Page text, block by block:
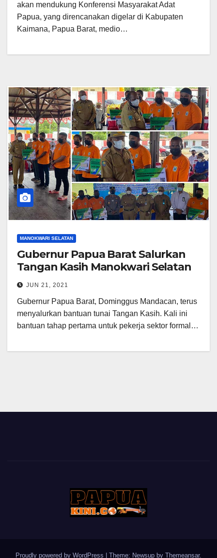
akan mendukung Konferensi Masyarakat Adat
Papua, yang direncanakan digelar di Kabupaten
Kaimana, Papua Barat, medio…
MANOKWARI SELATAN
Gubernur Papua Barat Salurkan
Tangan Kasih Manokwari Selatan
JUN 21, 2021
Gubernur Papua Barat, Dominggus Mandacan, terus
menyalurkan bantuan tunai Tangan Kasih. Kali ini
bantuan tahap pertama untuk pekerja sektor formal…
Proudly powered by WordPress Theme: Newsup by Themeansar.